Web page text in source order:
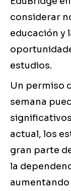
considerar
educación y
estudios.
Un permiso
semana
actual, los
gran parte
la